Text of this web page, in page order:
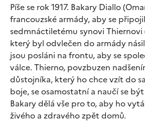
Píše se rok 1917. Bakary Diallo
francouzské armády, aby se
sedmnáctiletému synovi Thiernovi
který byl odvlečen do armády
jsou posláni na frontu, aby se
válce. Thierno, povzbuzen
důstojníka, který ho chce vzít do
boje, se osamostatní a naučí se
Bakary dělá vše pro to, aby ho
živého a zdravého zpět domů.